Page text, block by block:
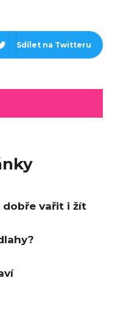
Sdílet na Twitteru
dobře vařit i žít